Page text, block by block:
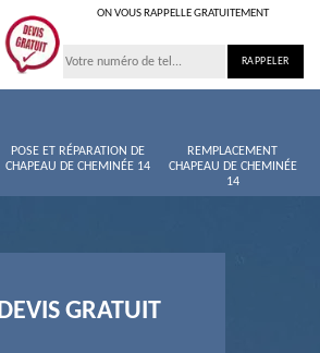
ON VOUS RAPPELLE GRATUITEMENT
POSE ET RÉPARATION DE
CHAPEAU DE CHEMINÉE 14
REMPLACEMENT
CHAPEAU DE CHEMINÉE
14
DEVIS GRATUIT